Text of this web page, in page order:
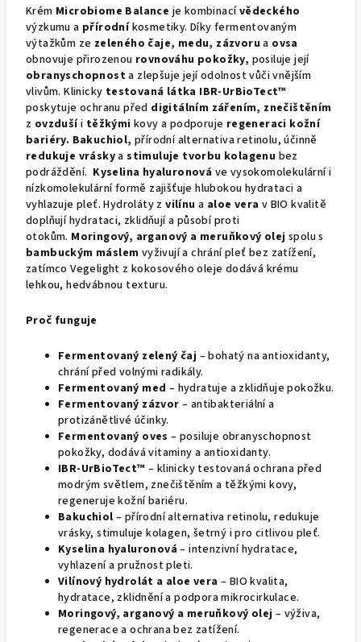
Krém Microbiome Balance je kombinacívědeckého
výzkumu a přírodníkosmetiky. Díky fermentovaným
výtažkům ze zeleného čaje, medu, zázvoru a ovsa
obnovuje přirozenou rovnováhu pokožky, posiluje její
obranyschopnosta zlepšuje její odolnost vůči vnějším
vlivům.Klinicky testovaná látka IBR-UrBioTect™
poskytuje ochranu před digitálním zářením, znečištěním
z ovzdušíi těžkými kovy a podporuje regeneraci kožní
bariéry. Bakuchiol, přírodní alternativa retinolu, účinně
redukuje vráskyastimuluje tvorbu kolagenu bez
podráždění. Kyselina hyaluronová ve vysokomolekulární i
nízkomolekulární formě zajišťuje hlubokou hydrataci a
vyhlazuje pleť. Hydroláty zvilínu a aloe vera v BIO kvalitě
doplňují hydrataci, zklidňují a působí proti
otokům. Moringový, arganový a meruňkový olej spolu s
bambuckým máslem vyživují a chrání pleť bez zatížení,
zatímco Vegelight z kokosového oleje dodává krému
lehkou, hedvábnou texturu.
Proč funguje
Fermentovaný zelený čaj – bohatý na antioxidanty,
chrání před volnými radikály.
Fermentovaný med – hydratuje a zklidňuje pokožku.
Fermentovaný zázvor – antibakteriální a
protizánětlivé účinky.
Fermentovaný oves – posiluje obranyschopnost
pokožky, dodává vitaminy a antioxidanty.
IBR-UrBioTect™ – klinicky testovaná ochrana před
modrým světlem, znečištěním a těžkými kovy,
regeneruje kožní bariéru.
Bakuchiol – přírodní alternativa retinolu, redukuje
vrásky, stimuluje kolagen, šetrný i pro citlivou pleť.
Kyselina hyaluronová – intenzivní hydratace,
vyhlazení a pružnost pleti.
Vilínový hydrolát a aloe vera – BIO kvalita,
hydratace, zklidnění a podpora mikrocirkulace.
Moringový, arganový a meruňkový olej – výživa,
regenerace a ochrana bez zatížení.